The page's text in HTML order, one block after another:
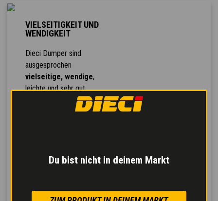
Du bist nicht in deinem Markt
VIELSEITIGKEIT UND
WENDIGKEIT
Dieci Dumper sind
ausgesprochen
vielseitige, wendige,
leichte und sehr gut
manövrierbare Maschinen.
Lenkungsart mit